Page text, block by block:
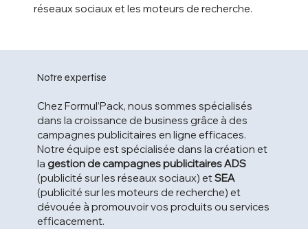
réseaux sociaux et les moteurs de recherche.
Chez Formul’Pack, nous sommes spécialisés
dans la croissance de business grâce à des
campagnes publicitaires en ligne efficaces.
Notre équipe est spécialisée dans la création et
la gestion de campagnes publicitaires ADS
(publicité sur les réseaux sociaux) etSEA
(publicité sur les moteurs de recherche) et
dévouée à promouvoir vos produits ou services
efficacement.
Notre expertise